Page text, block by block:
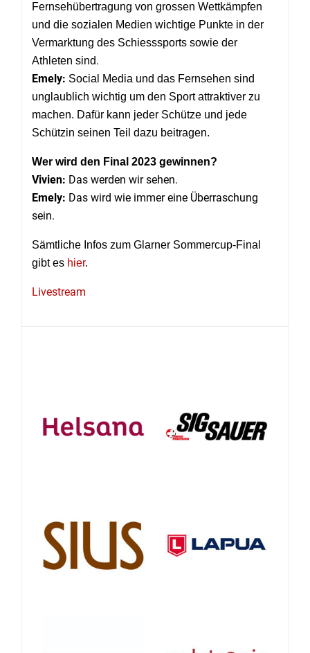
Fernsehübertragung von grossen Wettkämpfen
und die sozialen Medien wichtige Punkte in der
Vermarktung des Schiesssports sowie der
Athleten sind.
Emely: Social Media und das Fernsehen sind
unglaublich wichtig um den Sport attraktiver zu
machen. Dafür kann jeder Schütze und jede
Schützin seinen Teil dazu beitragen.
Wer wird den Final 2023 gewinnen?
Vivien: Das werden wir sehen.
Emely: Das wird wie immer eine Überraschung
sein.
Sämtliche Infos zum Glarner Sommercup-Final
gibt es hier.
Livestream